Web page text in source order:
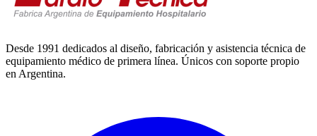
Desde 1991 dedicados al diseño, fabricación y asistencia técnica de
equipamiento médico de primera línea. Únicos con soporte propio
en Argentina.